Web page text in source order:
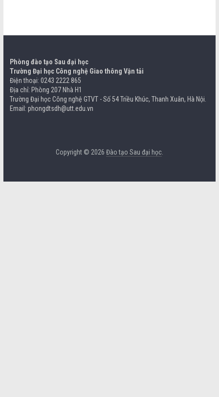
Phòng đào tạo Sau đại học
Trường Đại học Công nghệ Giao thông Vận tải
Điện thoại: 0243 2222 865
Địa chỉ: Phòng 207 Nhà H1
Trường Đại học Công nghệ GTVT - Số 54 Triều Khúc, Thanh Xuân, Hà Nội.
Email: phongdtsdh@utt.edu.vn
Copyright © 2026 Đào tạo Sau đại học.